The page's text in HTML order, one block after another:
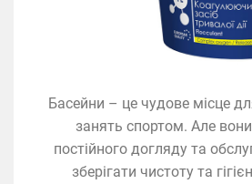
Басейни – це чудове місце
занять спортом. Але
постійного догляду та
зберігати чистоту та